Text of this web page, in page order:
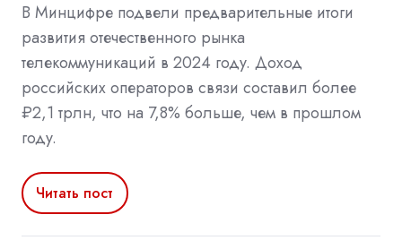
В Минцифре подвели предварительные итоги
развития отечественного рынка
телекоммуникаций в 2024 году. Доход
российских операторов связи составил более
₽2,1 трлн, что на 7,8% больше, чем в прошлом
году.
Читать пост